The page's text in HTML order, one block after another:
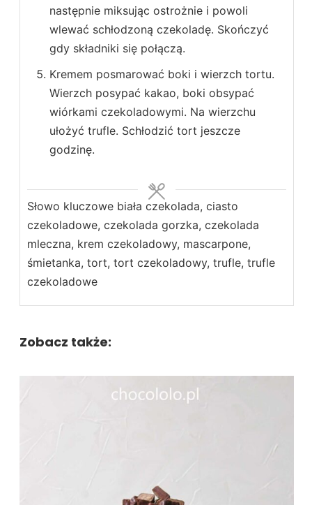
następnie miksując ostrożnie i powoli
wlewać schłodzoną czekoladę. Skończyć
gdy składniki się połączą.
Kremem posmarować boki i wierzch tortu.
Wierzch posypać kakao, boki obsypać
wiórkami czekoladowymi. Na wierzchu
ułożyć trufle. Schłodzić tort jeszcze
godzinę.
Słowo kluczowe biała czekolada, ciasto
czekoladowe, czekolada gorzka, czekolada
mleczna, krem czekoladowy, mascarpone,
śmietanka, tort, tort czekoladowy, trufle, trufle
czekoladowe
Zobacz także: